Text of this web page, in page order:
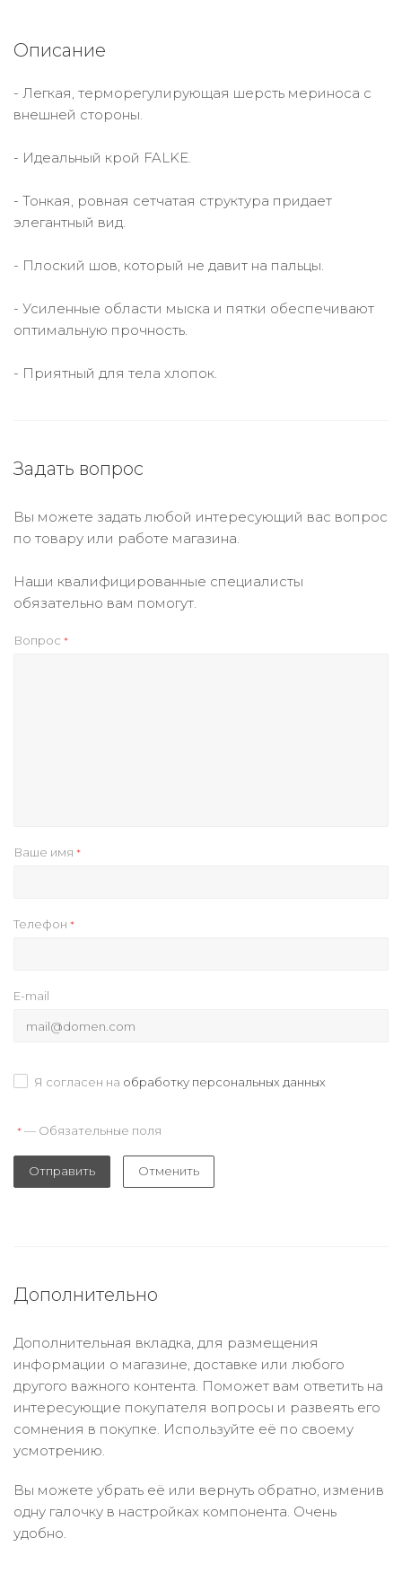
Описание
- Легкая, терморегулирующая шерсть мериноса с
внешней стороны.
- Идеальный крой FALKE.
- Тонкая, ровная сетчатая структура придает
элегантный вид.
- Плоский шов, который не давит на пальцы.
- Усиленные области мыска и пятки обеспечивают
оптимальную прочность.
- Приятный для тела хлопок.
Задать вопрос
Вы можете задать любой интересующий вас вопрос
по товару или работе магазина.
Наши квалифицированные специалисты
обязательно вам помогут.
Вопрос *
Ваше имя *
Телефон *
E-mail
Я согласен на обработку персональных данных
* — Обязательные поля
Отправить Отменить
Дополнительно
Дополнительная вкладка, для размещения
информации о магазине, доставке или любого
другого важного контента. Поможет вам ответить на
интересующие покупателя вопросы и развеять его
сомнения в покупке. Используйте её по своему
усмотрению.
Вы можете убрать её или вернуть обратно, изменив
одну галочку в настройках компонента. Очень
удобно.